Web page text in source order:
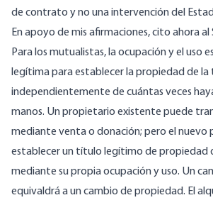
de contrato y no una intervención del
En apoyo de mis afirmaciones, cito ahora al
Para los mutualistas, la ocupación y el uso
legítima para establecer la propiedad de la
independientemente de cuántas veces
manos. Un propietario existente puede
mediante venta o donación; pero el nuevo
establecer un título legítimo de propiedad
mediante su propia ocupación y uso. Un
equivaldrá a un cambio de propiedad. El